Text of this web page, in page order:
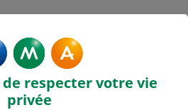
France
(77)
respecter votre vie
privée